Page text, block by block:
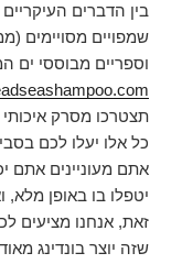
בין הדברים
שמפויים מסויימים
וספריים מבוססי ים
תצטרכו מסרק
כל אלו יעלו לכם
אתם מעוניינים אתם
יטפלו בו באופן
זאת, אנחנו מציעים
שזה יוצר בונדינג